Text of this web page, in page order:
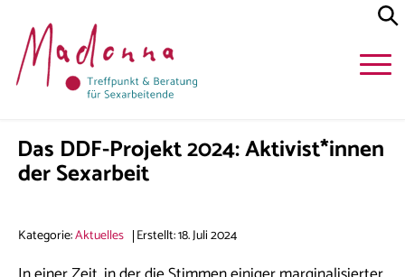
Das DDF-Projekt 2024: Aktivist*innen
der Sexarbeit
Kategorie:Aktuelles Erstellt: 18. Juli 2024